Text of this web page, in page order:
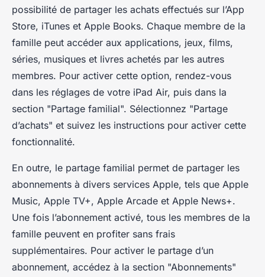
possibilité de partager les achats effectués sur l’App
Store, iTunes et Apple Books. Chaque membre de la
famille peut accéder aux applications, jeux, films,
séries, musiques et livres achetés par les autres
membres. Pour activer cette option, rendez-vous
dans les réglages de votre iPad Air, puis dans la
section "Partage familial". Sélectionnez "Partage
d’achats" et suivez les instructions pour activer cette
fonctionnalité.
En outre, le partage familial permet de partager les
abonnements à divers services Apple, tels que Apple
Music, Apple TV+, Apple Arcade et Apple News+.
Une fois l’abonnement activé, tous les membres de la
famille peuvent en profiter sans frais
supplémentaires. Pour activer le partage d’un
abonnement, accédez à la section "Abonnements"